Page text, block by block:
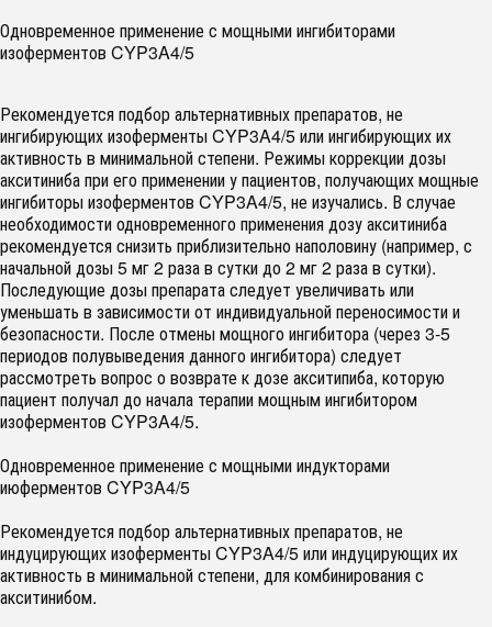
Одновременное применение с мощными ингибиторами
изоферментов CYP3A4/5
Рекомендуется подбор альтернативных препаратов, не
ингибирующих изоферменты CYP3A4/5 или ингибирующих их
активность в минимальной степени. Режимы коррекции дозы
акситиниба при его применении у пациентов, получающих мощные
ингибиторы изоферментов CYP3A4/5, не изучались. В случае
необходимости одновременного применения дозу акситиниба
рекомендуется снизить приблизительно наполовину (например, с
начальной дозы 5 мг 2 раза в сутки до 2 мг 2 раза в сутки).
Последующие дозы препарата следует увеличивать или
уменьшать в зависимости от индивидуальной переносимости и
безопасности. После отмены мощного ингибитора (через 3-5
периодов полувыведения данного ингибитора) следует
рассмотреть вопрос о возврате к дозе акситипиба, которую
пациент получал до начала терапии мощным ингибитором
изоферментов CYP3A4/5.
Одновременное применение с мощными индукторами
июферментов CYP3A4/5
Рекомендуется подбор альтернативных препаратов, не
индуцирующих изоферменты CYP3A4/5 или индуцирующих их
активность в минимальной степени, для комбинирования с
акситинибом.